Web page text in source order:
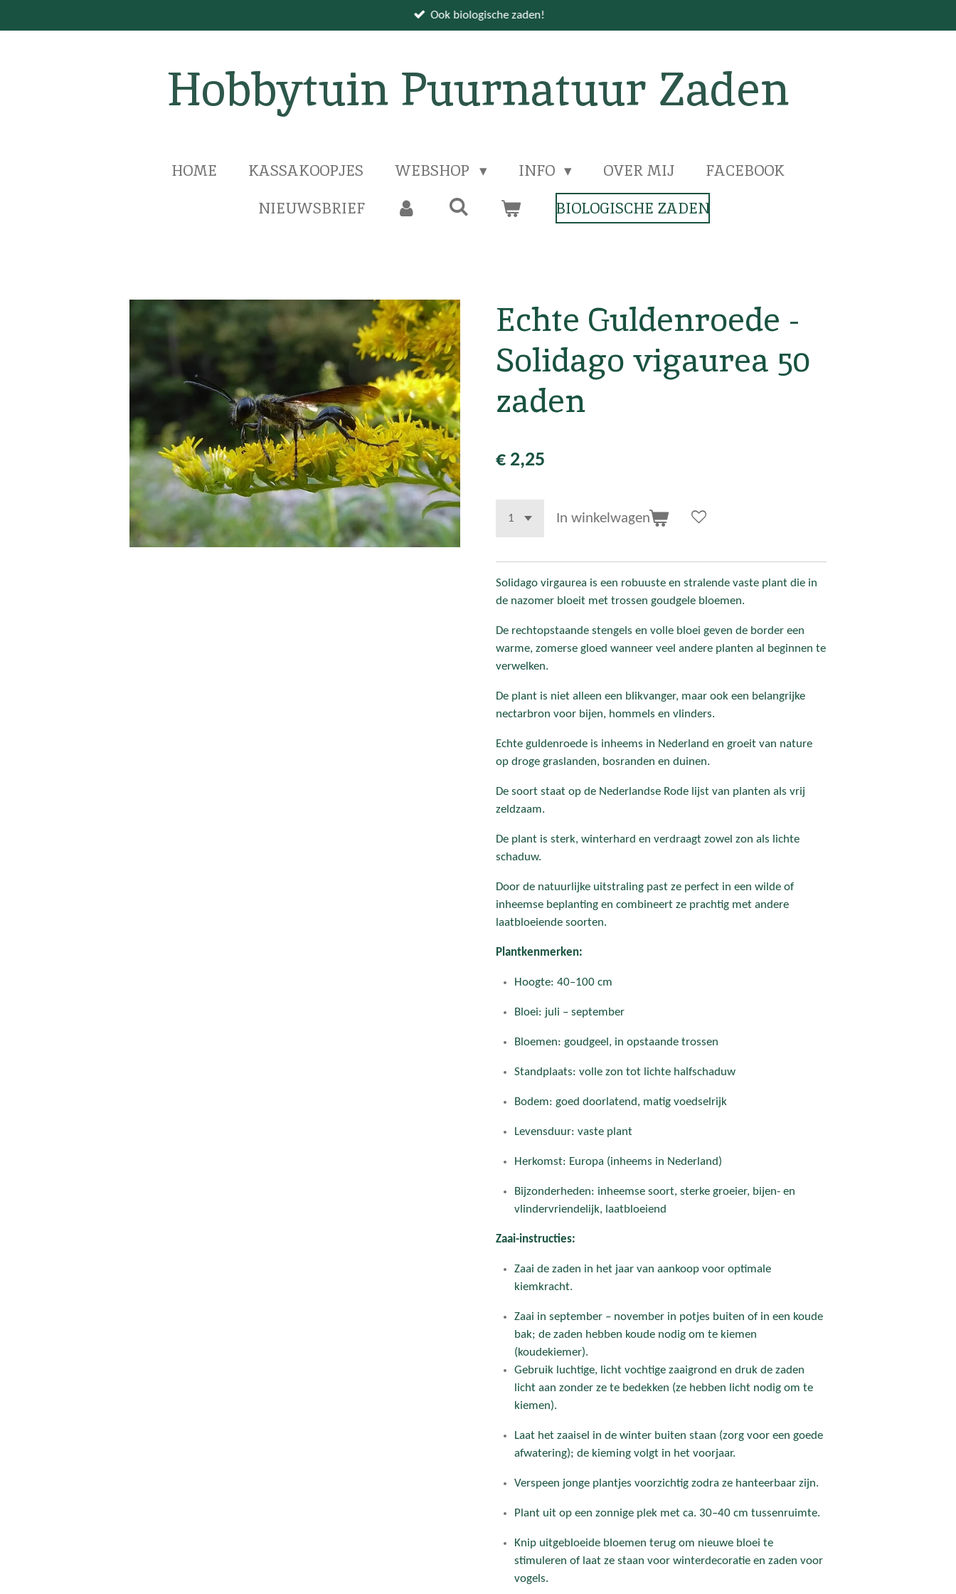
direct
Ook biologische zaden!
Hobbytuin Puurnatuur Zaden
HOME KASSAKOOPJES WEBSHOP INFO OVER MIJ
FACEBOOK
NIEUWSBRIEF
BIOLOGISCHE ZADEN
Echte Guldenroede -
Solidago vigaurea 50
zaden
€ 2,25
In winkelwagen
Solidago virgaurea is een robuuste en stralende vaste plant die in
de nazomer bloeit met trossen goudgele bloemen.
De rechtopstaande stengels en volle bloei geven de border een
warme, zomerse gloed wanneer veel andere planten al beginnen te
verwelken.
De plant is niet alleen een blikvanger, maar ook een belangrijke
nectarbron voor bijen, hommels en vlinders.
Echte guldenroede is inheems in Nederland en groeit van nature
op droge graslanden, bosranden en duinen.
De soort staat op de Nederlandse Rode lijst van planten als vrij
zeldzaam.
De plant is sterk, winterhard en verdraagt zowel zon als lichte
schaduw.
Door de natuurlijke uitstraling past ze perfect in een wilde of
inheemse beplanting en combineert ze prachtig met andere
laatbloeiende soorten.
Plantkenmerken:
Hoogte: 40–100 cm
Bloei: juli – september
Bloemen: goudgeel, in opstaande trossen
Standplaats: volle zon tot lichte halfschaduw
Bodem: goed doorlatend, matig voedselrijk
Levensduur: vaste plant
Herkomst: Europa (inheems in Nederland)
Bijzonderheden: inheemse soort, sterke groeier, bijen- en
vlindervriendelijk, laatbloeiend
Zaai-instructies:
Zaai de zaden in het jaar van aankoop voor optimale
kiemkracht.
Zaai in september – november in potjes buiten of in een koude
bak; de zaden hebben koude nodig om te kiemen
(koudekiemer).
Gebruik luchtige, licht vochtige zaaigrond en druk de zaden
licht aan zonder ze te bedekken (ze hebben licht nodig om te
kiemen).
Laat het zaaisel in de winter buiten staan (zorg voor een goede
afwatering); de kieming volgt in het voorjaar.
Verspeen jonge plantjes voorzichtig zodra ze hanteerbaar zijn.
Plant uit op een zonnige plek met ca. 30–40 cm tussenruimte.
Knip uitgebloeide bloemen terug om nieuwe bloei te
stimuleren of laat ze staan voor winterdecoratie en zaden voor
vogels.